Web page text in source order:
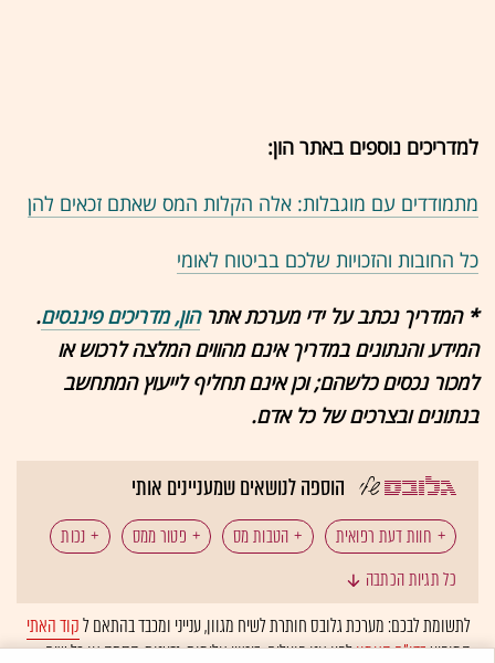
למדריכים נוספים באתר הון:
מתמודדים עם מוגבלות: אלה הקלות המס שאתם זכאים להן
כל החובות והזכויות שלכם בביטוח לאומי
* המדריך נכתב על ידי מערכת אתרהון, מדריכים פיננסים.
המידע והנתונים במדריך אינם מהווים המלצה לרכוש או
למכור נכסים כלשהם; וכן אינם תחליף לייעוץ המתחשב
בנתונים ובצרכים של כל אדם.
הוספה לנושאים שמעניינים אותי
חוות דעת רפואית הטבות מס פטור ממס
נכות
כל תגיות הכתבה
לתשומת לבכם: מערכת גלובס חותרת לשיח מגוון, ענייני ומכבד בהתאם לקוד האתי
המופיעבדו"ח האמוןלפיו אנו פועלים. ביטויי אלימות, גזענות, הסתה או כל שיח